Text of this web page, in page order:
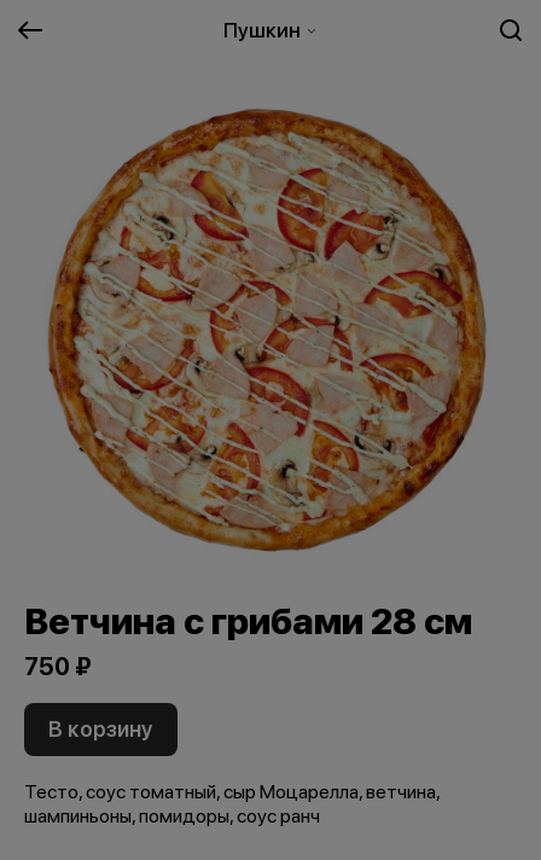
Пушкин
Ветчина с грибами 28 см
750 ₽
В корзину
Тесто, соус томатный, сыр Моцарелла, ветчина,
шампиньоны, помидоры, соус ранч